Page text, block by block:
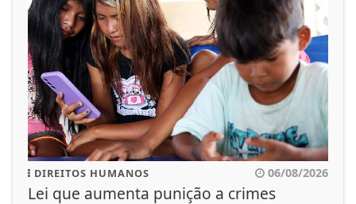
DIREITOS HUMANOS 06/08/2026
Lei que aumenta punição a crimes